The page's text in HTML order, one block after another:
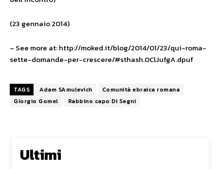
(23 gennaio 2014)
– See more at: http://moked.it/blog/2014/01/23/qui-roma-
sette-domande-per-crescere/#sthash.0ClJufgA.dpuf
TAGS Adam SAmulevich
Comunità ebraica romana
Giorgio Gomel
Rabbino capo Di Segni
Ultimi